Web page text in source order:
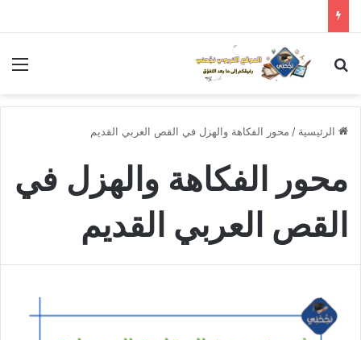
بحث عن
الرئيسية / محور الفكاهة والهزل في القص العربي القديم
محور الفكاهة والهزل في
القص العربي القديم